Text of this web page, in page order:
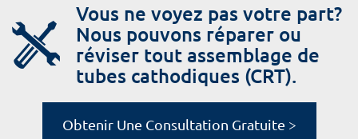
Vous ne voyez pas votre part?
Nous pouvons réparer ou
réviser tout assemblage de
tubes cathodiques (CRT).
Obtenir Une Consultation Gratuite >